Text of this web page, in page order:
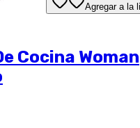
Agregar a la
Cocina Woman